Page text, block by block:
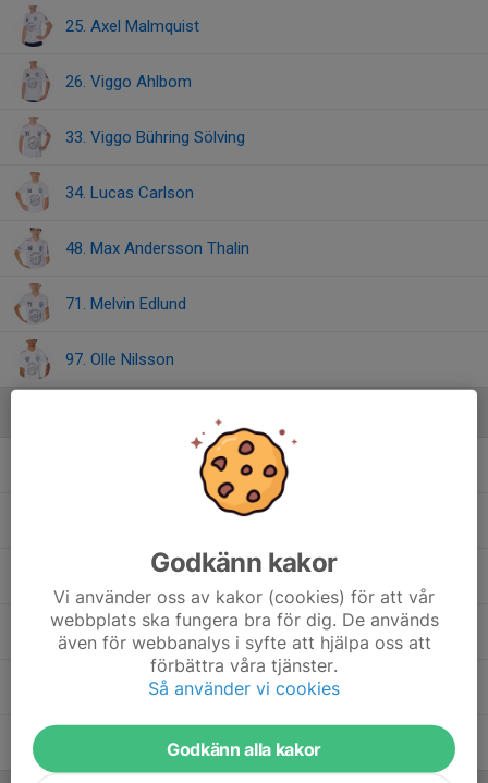
25. Axel Malmquist
26. Viggo Ahlbom
33. Viggo Bühring Sölving
34. Lucas Carlson
48. Max Andersson Thalin
71. Melvin Edlund
97. Olle Nilsson
Anders AlfredssonTränare
Tränare
Camilla WesterholmLagledare
Magnus Waleij Lagledare
Mattias Nyrén Tränare
Peter GrufmanTränare
Godkänn kakor
Vi använder oss av kakor (cookies) för att vår
webbplats ska fungera bra för dig. De används
även för webbanalys i syfte att hjälpa oss att
förbättra våra tjänster.
Så använder vi cookies
Godkänn alla kakor